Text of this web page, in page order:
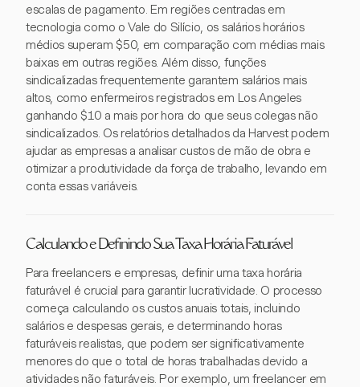
escalas de pagamento. Em regiões centradas em
tecnologia como o Vale do Silício, os salários horários
médios superam $50, em comparação com médias mais
baixas em outras regiões. Além disso, funções
sindicalizadas frequentemente garantem salários mais
altos, como enfermeiros registrados em Los Angeles
ganhando $10 a mais por hora do que seus colegas não
sindicalizados. Os relatórios detalhados da Harvest podem
ajudar as empresas a analisar custos de mão de obra e
otimizar a produtividade da força de trabalho, levando em
conta essas variáveis.
Calculando e Definindo Sua Taxa Horária Faturável
Para freelancers e empresas, definir uma taxa horária
faturável é crucial para garantir lucratividade. O processo
começa calculando os custos anuais totais, incluindo
salários e despesas gerais, e determinando horas
faturáveis realistas, que podem ser significativamente
menores do que o total de horas trabalhadas devido a
atividades não faturáveis. Por exemplo, um freelancer em